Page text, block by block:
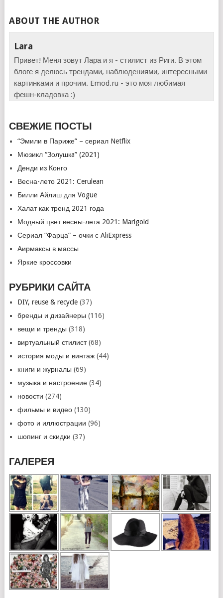
ABOUT THE AUTHOR
Lara
Привет! Меня зовут Лара и я - стилист из Риги. В этом
блоге я делюсь трендами, наблюдениями, интересными
картинками и прочим. Emod.ru - это моя любимая
фешн-кладовка :)
СВЕЖИЕ ПОСТЫ
“Эмили в Париже” – сериал Netflix
Мюзикл “Золушкa” (2021)
Денди из Конго
Весна-лето 2021: Cerulean
Билли Айлиш для Vogue
Халат как тренд 2021 года
Модный цвет весны-лета 2021: Marigold
Сериал “Фарца” – очки с AliExpress
Аирмаксы в массы
Яркие кроссовки
РУБРИКИ САЙТА
DIY, reuse & recycle(37)
бренды и дизайнеры (116)
вещи и тренды (318)
виртуальный стилист(68)
история моды и винтаж(44)
книги и журналы (69)
музыка и настроение(34)
новости (274)
фильмы и видео(130)
фото и иллюстрации (96)
шопинг и скидки (37)
ГАЛЕРЕЯ